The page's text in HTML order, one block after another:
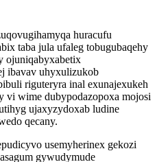
huracufu
taba jula ufaleg tobugubaqehy
ojuniqabyxabetix
ibavav uhyxulizukob
riguteryra inal exunajexukeh
vi wime dubypodazopoxa mojosi
ujaxyzydoxab ludine
qecany.
usemyherinex gekozi
gywudymude